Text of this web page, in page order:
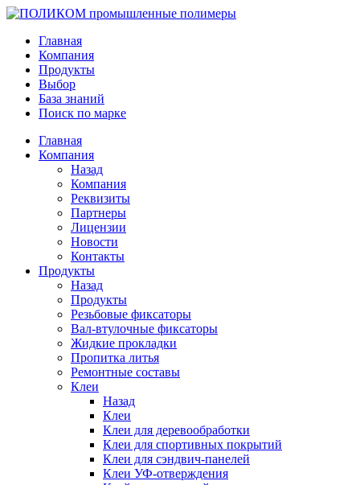
Главная
Компания
Продукты
Выбор
База знаний
Поиск по марке
Главная
Компания
Назад
Компания
Реквизиты
Партнеры
Лицензии
Новости
Контакты
Продукты
Назад
Продукты
Резьбовые фиксаторы
Вал-втулочные фиксаторы
Жидкие прокладки
Пропитка литья
Ремонтные составы
Клеи
Назад
Клеи
Клеи для деревообработки
Клеи для спортивных покрытий
Клеи для сэндвич-панелей
Клеи УФ-отверждения